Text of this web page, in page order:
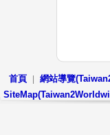
首頁 | 網站導覽